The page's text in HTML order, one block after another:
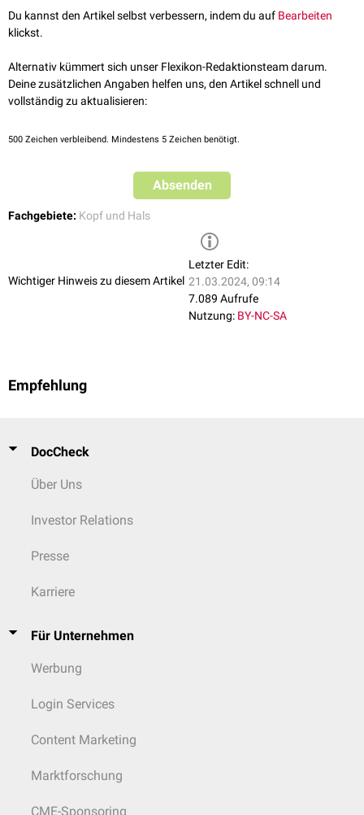
Du kannst den Artikel selbst verbessern, indem du auf Bearbeiten
klickst.
Alternativ kümmert sich unser Flexikon-Redaktionsteam darum.
Deine zusätzlichen Angaben helfen uns, den Artikel schnell und
vollständig zu aktualisieren:
500 Zeichen verbleibend. Mindestens 5 Zeichen benötigt.
Absenden
Fachgebiete: Kopf und Hals
Wichtiger Hinweis zu diesem Artikel
Letzter Edit:
21.03.2024, 09:14
7.089 Aufrufe
Nutzung: BY-NC-SA
Empfehlung
DocCheck
Über Uns
Investor Relations
Presse
Karriere
Für Unternehmen
Werbung
Login Services
Content Marketing
Marktforschung
CME-Sponsoring